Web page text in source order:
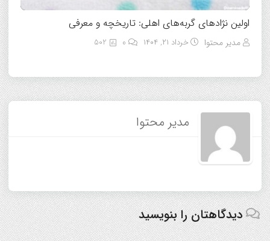
اولین نژادهای گربه‌های اهلی: تاریخچه و معرفی
مدیر محتوا خرداد ۲۱, ۱۴۰۴ 502
مدیر محتوا
دیدگاهتان را بنویسید